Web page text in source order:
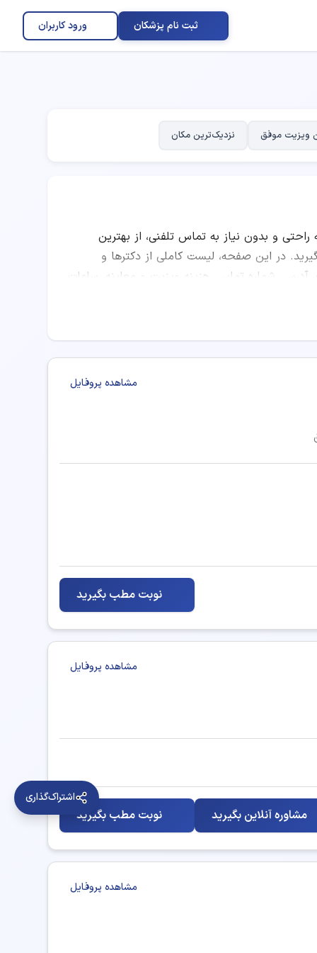
ثبت نام پزشکان ورود کاربران
ویزیت موفق نزدیک‌ترین مکان
راحتی و بدون نیاز به تماس تلفنی، از بهترین
در این صفحه، لیست کاملی از دکترها و
شماره تماس، هزینه ویزیت و معاینه، ساعات
امتیاز پزشکان، تعداد نوبت‌های موفق، نظرات
انتخاب کرده و به صورت اینترنتی نوبت رزرو
درمان و پیشگیری از افتادگی صورت
لاغری موضعی (اندرمولوژی)
پوست، مو (عمومی)
مشاهده پروفایل
نوبت مطب بگیرید
مشاهده پروفایل
نوبت مطب بگیرید مشاوره آنلاین بگیرید
مشاهده پروفایل
اشتراک‌گذاری